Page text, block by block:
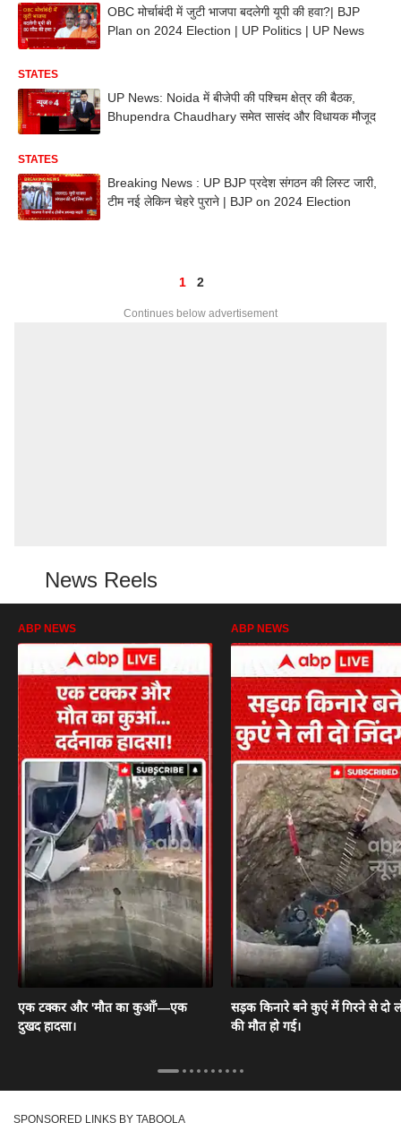
OBC मोर्चाबंदी में जुटी भाजपा बदलेगी यूपी की हवा?| BJP
Plan on 2024 Election | UP Politics | UP News
STATES
UP News: Noida में बीजेपी की पश्चिम क्षेत्र की बैठक,
Bhupendra Chaudhary समेत सासंद और विधायक मौजूद
STATES
Breaking News : UP BJP प्रदेश संगठन की लिस्ट जारी,
टीम नई लेकिन चेहरे पुराने | BJP on 2024 Election
1 2
Continues below advertisement
News Reels
ABP NEWS
एक टक्कर और 'मौत का कुआँ'—एक
दुखद हादसा।
ABP NEWS
सड़क किनारे बने कुएं में गिरने से दो
की मौत हो गई।
SPONSORED LINKS BY TABOOLA